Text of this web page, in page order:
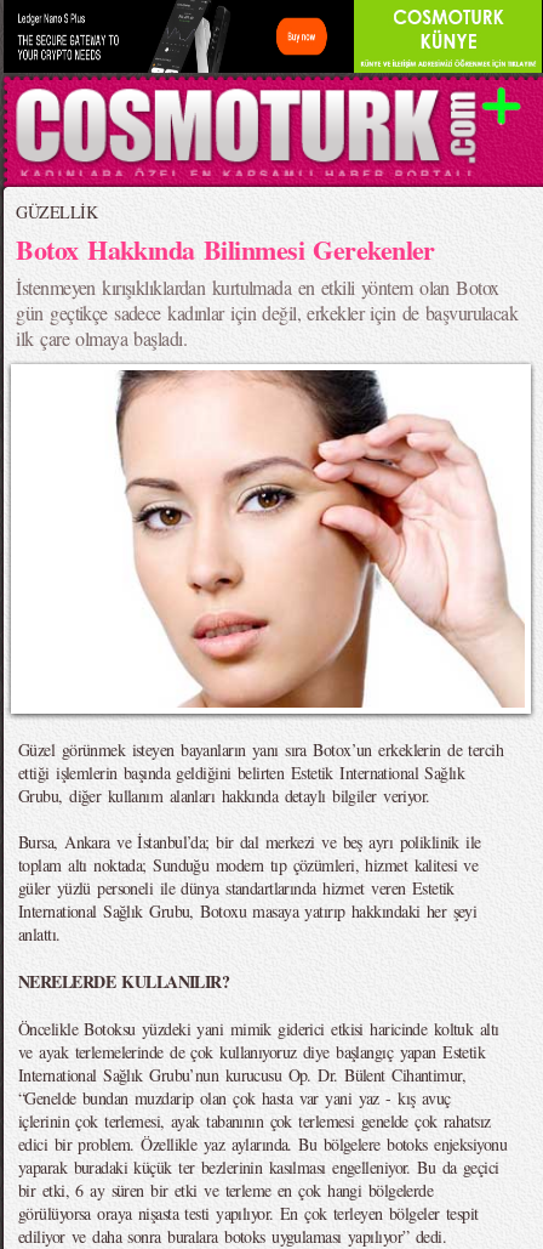
GÜZELLİK
Botox Hakkında Bilinmesi Gerekenler
İstenmeyen kırışıklıklardan kurtulmada en etkili yöntem olan Botox
gün geçtikçe sadece kadınlar için değil, erkekler için de başvurulacak
ilk çare olmaya başladı.
Güzel görünmek isteyen bayanların yanı sıra Botox’un erkeklerin de tercih
ettiği işlemlerin başında geldiğini belirten Estetik International Sağlık
Grubu, diğer kullanım alanları hakkında detaylı bilgiler veriyor.
Bursa, Ankara ve İstanbul’da; bir dal merkezi ve beş ayrı poliklinik ile
toplam altı noktada; Sunduğu modern tıp çözümleri, hizmet kalitesi ve
güler yüzlü personeli ile dünya standartlarında hizmet veren Estetik
International Sağlık Grubu, Botoxu masaya yatırıp hakkındaki her şeyi
anlattı.
NERELERDE KULLANILIR?
Öncelikle Botoksu yüzdeki yani mimik giderici etkisi haricinde koltuk altı
ve ayak terlemelerinde de çok kullanıyoruz diye başlangıç yapan Estetik
International Sağlık Grubu’nun kurucusu Op. Dr. Bülent Cihantimur,
“Genelde bundan muzdarip olan çok hasta var yani yaz - kış avuç
içlerinin çok terlemesi, ayak tabanının çok terlemesi genelde çok rahatsız
edici bir problem. Özellikle yaz aylarında. Bu bölgelere botoks enjeksiyonu
yaparak buradaki küçük ter bezlerinin kasılması engelleniyor. Bu da geçici
bir etki, 6 ay süren bir etki ve terleme en çok hangi bölgelerde
görülüyorsa oraya nişasta testi yapılıyor. En çok terleyen bölgeler tespit
ediliyor ve daha sonra buralara botoks uygulaması yapılıyor” dedi.